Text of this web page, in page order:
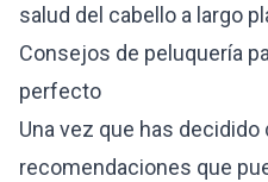
salud del cabello a largo
Consejos de peluquería
perfecto
Una vez que has decidido
recomendaciones que